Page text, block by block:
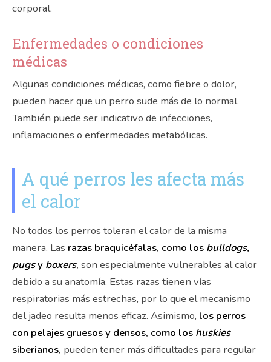
corporal.
Enfermedades o condiciones
médicas
Algunas condiciones médicas, como fiebre o dolor,
pueden hacer que un perro sude más de lo normal.
También puede ser indicativo de infecciones,
inflamaciones o enfermedades metabólicas.
A qué perros les afecta más
el calor
No todos los perros toleran el calor de la misma
manera. Las razas braquicéfalas, como los bulldogs,
pugsy boxers, son especialmente vulnerables al calor
debido a su anatomía. Estas razas tienen vías
respiratorias más estrechas, por lo que el mecanismo
del jadeo resulta menos eficaz. Asimismo, los perros
con pelajes gruesos y densos, como los huskies
siberianos, pueden tener más dificultades para regular